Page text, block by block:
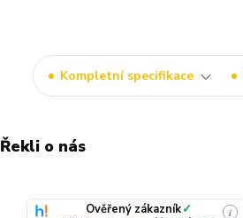
Kompletní specifikace
Řekli o nás
Ověřený zákazník✓
i